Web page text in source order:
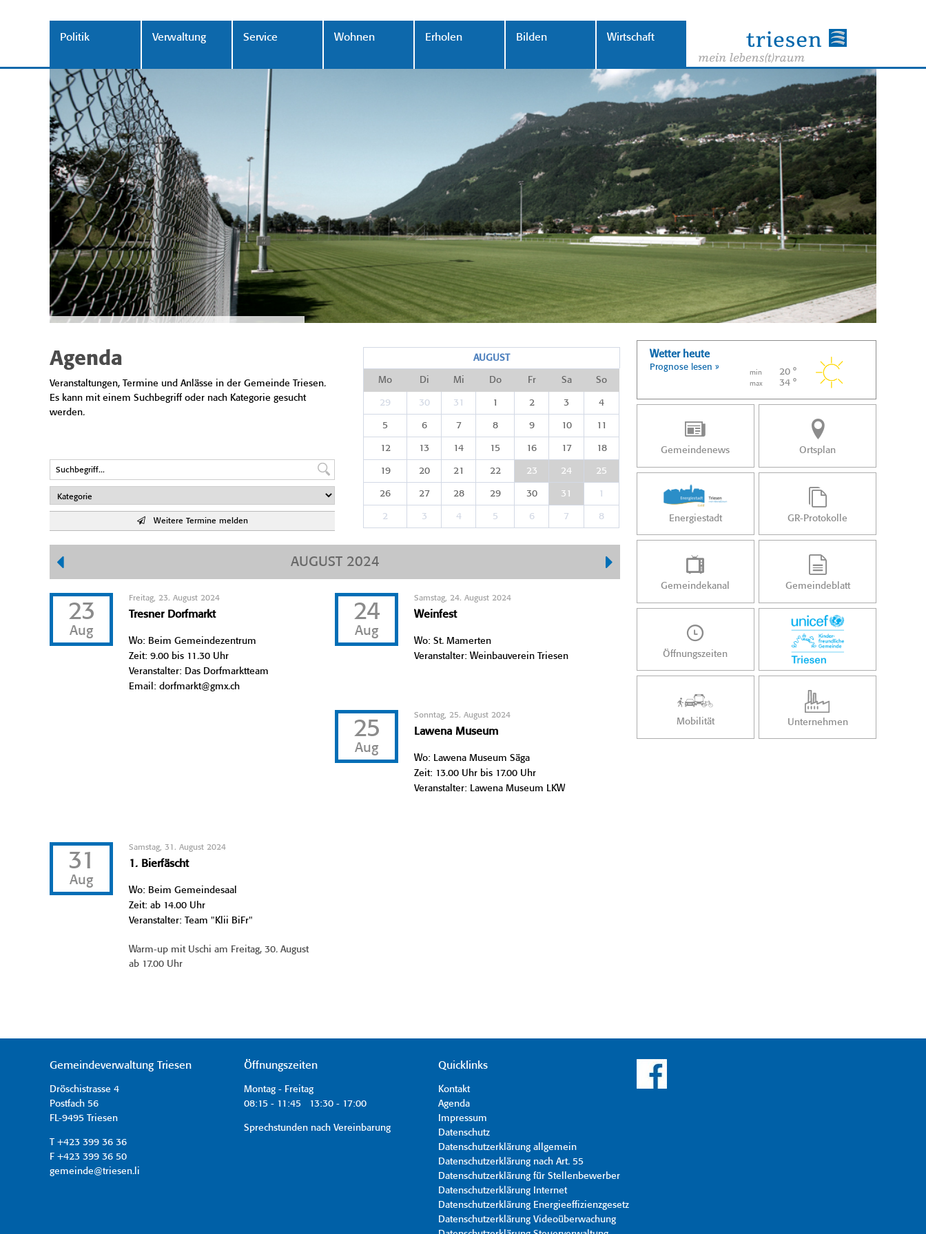
Politik Verwaltung Service Wohnen Erholen Bilden Wirtschaft
Agenda
Veranstaltungen, Termine und Anlässe in der Gemeinde Triesen.
Es kann mit einem Suchbegriff oder nach Kategorie gesucht
werden.
Weitere Termine melden
AUGUST
Mo Di Mi Do Fr Sa So
29 30 31 1 2 3 4
5 6 7 8 9 10 11
12 13 14 15 16 17 18
19 20 21 22 23 24 25
26 27 28 29 30 31 1
2 3 4 5 6 7 8
AUGUST 2024
23
Aug
Freitag, 23. August 2024
Tresner Dorfmarkt
Wo: Beim Gemeindezentrum
Zeit: 9.00 bis 11.30 Uhr
Veranstalter: Das Dorfmarktteam
Email: dorfmarkt@gmx.ch
24
Aug
Samstag, 24. August 2024
Weinfest
Wo: St. Mamerten
Veranstalter: Weinbauverein Triesen
25
Aug
Sonntag, 25. August 2024
Lawena Museum
Wo: Lawena Museum Säga
Zeit: 13.00 Uhr bis 17.00 Uhr
Veranstalter: Lawena Museum LKW
31
Aug
Samstag, 31. August 2024
1. Bierfäscht
Wo: Beim Gemeindesaal
Zeit: ab 14.00 Uhr
Veranstalter: Team "Klii BiFr"
Warm-up mit Uschi am Freitag, 30. August
ab 17.00 Uhr
Wetter heute
Prognose lesen »
min 20 °
max 34 °
Gemeindenews Ortsplan
Energiestadt GR-Protokolle
Gemeindekanal Gemeindeblatt
Öffnungszeiten
Mobilität Unternehmen
Gemeindeverwaltung Triesen
Dröschistrasse 4
Postfach 56
FL-9495 Triesen
T +423 399 36 36
F +423 399 36 50
gemeinde@triesen.li
Öffnungszeiten
Montag - Freitag
08:15 - 11:45 13:30 - 17:00
Sprechstunden nach Vereinbarung
Quicklinks
Kontakt
Agenda
Impressum
Datenschutz
Datenschutzerklärung allgemein
Datenschutzerklärung nach Art. 55
Datenschutzerklärung für Stellenbewerber
Datenschutzerklärung Internet
Datenschutzerklärung Energieeffizienzgesetz
Datenschutzerklärung Videoüberwachung